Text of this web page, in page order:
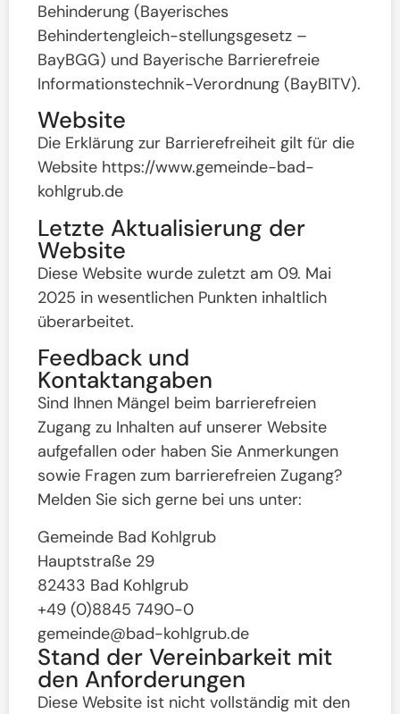
Behinderung (Bayerisches
Behindertengleich-stellungsgesetz –
BayBGG) und Bayerische Barrierefreie
Informationstechnik-Verordnung (BayBITV).
Website
Die Erklärung zur Barrierefreiheit gilt für die
Website https://www.gemeinde-bad-
kohlgrub.de
Letzte Aktualisierung der
Website
Diese Website wurde zuletzt am 09. Mai
2025 in wesentlichen Punkten inhaltlich
überarbeitet.
Feedback und
Kontaktangaben
Sind Ihnen Mängel beim barrierefreien
Zugang zu Inhalten auf unserer Website
aufgefallen oder haben Sie Anmerkungen
sowie Fragen zum barrierefreien Zugang?
Melden Sie sich gerne bei uns unter:
Gemeinde Bad Kohlgrub
Hauptstraße 29
82433 Bad Kohlgrub
+49 (0)8845 7490-0
gemeinde@bad-kohlgrub.de
Stand der Vereinbarkeit mit
den Anforderungen
Diese Website ist nicht vollständig mit den